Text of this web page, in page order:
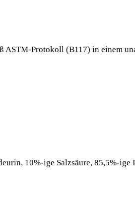
Protokoll (B117) in einem
10%-ige Salzsäure, 85,5%-ige